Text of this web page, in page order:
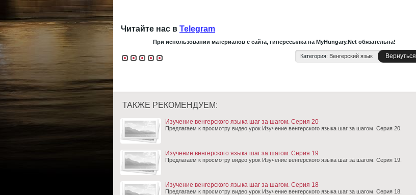
Читайте нас в Telegram
При использовании материалов с сайта, гиперссылка на MyHungary.Net обязательна!
Категория: Венгерский язык Вернуться
ТАКЖЕ РЕКОМЕНДУЕМ:
Изучение венгерского языка шаг за шагом. Серия 20
Предлагаем к просмотру видео урок Изучение венгерского языка шаг за шагом. Серия 20.
Изучение венгерского языка шаг за шагом. Серия 19
Предлагаем к просмотру видео урок Изучение венгерского языка шаг за шагом. Серия 19.
Изучение венгерского языка шаг за шагом. Серия 18
Предлагаем к просмотру видео урок Изучение венгерского языка шаг за шагом. Серия 18.